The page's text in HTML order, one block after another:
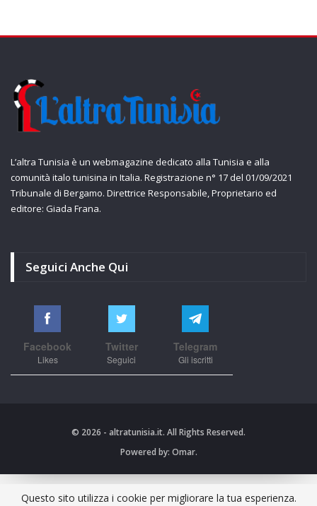
L’altra Tunisia è un webmagazine dedicato alla Tunisia e alla
comunità italo tunisina in Italia. Registrazione n° 17 del 01/09/2021
Tribunale di Bergamo. Direttrice Responsabile, Proprietario ed
editore: Giada Frana.
Seguici Anche Qui
Facebook
Likes
Twitter
Seguici
Telegram
Gli iscritti
© 2026 - altratunisia.it. All Rights Reserved.
Powered by: Omar.
Questo sito utilizza i cookie per migliorare la tua esperienza.